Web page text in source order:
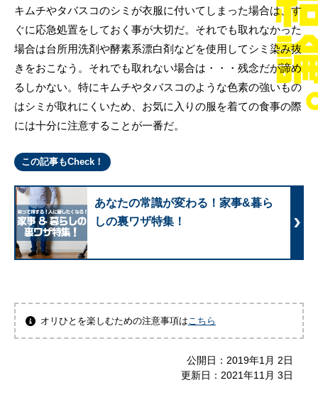
キムチやタバスコのシミが衣服に付いてしまった場合は、す
ぐに応急処置をしておく事が大切だ。それでも取れなかった
場合は台所用洗剤や酵素系漂白剤などを使用してシミ染み抜
きをおこなう。それでも取れない場合は・・・残念だが諦め
るしかない。特にキムチやタバスコのような色素の強いもの
はシミが取れにくいため、お気に入りの服を着ての食事の際
には十分に注意することが一番だ。
この記事もCheck！
あなたの常識が変わる！家事&暮ら
しの裏ワザ特集！
オリひとを楽しむための注意事項は こちら
公開日： 2019年1月 2日
更新日： 2021年11月 3日